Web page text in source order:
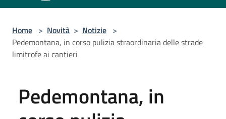
Home > Novità > Notizie >
Pedemontana, in corso pulizia straordinaria delle strade
limitrofe ai cantieri
Pedemontana, in